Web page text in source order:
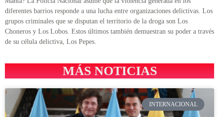
diferentes barrios responde a una lucha entre organizaciones delictivas. Los
grupos criminales que se disputan el territorio de la droga son Los
Choneros y Los Lobos. Estos últimos también demuestran su poder a través
de su célula delictiva, Los Pepes.
MÁS NOTICIAS
INTERNACIONAL